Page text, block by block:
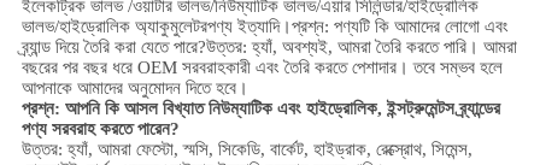
ইলেকট্রিক ভালভ /ওয়াটার ভালভ/নিউম্যাটিক ভালভ/এয়ার সিলিন্ডার/হাইড্রোলিক
ভালভ/হাইড্রোলিক অ্যাকুমুলেটরপণ্য ইত্যাদি।প্রশ্ন: পণ্যটি কি আমাদের লোগো এবং
ব্র্যান্ড দিয়ে তৈরি করা যেতে পারে?উত্তর: হ্যাঁ, অবশ্যই, আমরা তৈরি করতে পারি। আমরা
বছরের পর বছর ধরে OEM সরবরাহকারী এবং তৈরি করতে পেশাদার। তবে সম্ভব হলে
আপনাকে আমাদের অনুমোদন দিতে হবে।
প্রশ্ন: আপনি কি আসল বিখ্যাত নিউম্যাটিক এবং হাইড্রোলিক, ইন্সট্রুমেন্টস ব্র্যান্ডের
পণ্য সরবরাহ করতে পারেন?
উত্তর: হ্যাঁ, আমরা ফেস্টো, স্মসি, সিকেডি, বার্কেট, হাইড্রাক, রেক্স্রোথ, সিমেন্স,